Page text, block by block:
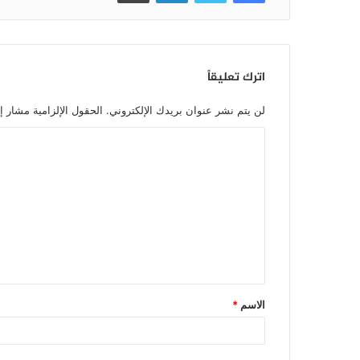
اترك تعليقاً
لن يتم نشر عنوان بريدك الإلكتروني. الحقول الإلزامية مشار
الاسم *